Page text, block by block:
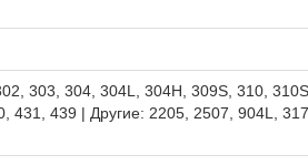
303, 304, 304L, 304H, 309S, 310,
439 | Другие: 2205, 2507, 904L,